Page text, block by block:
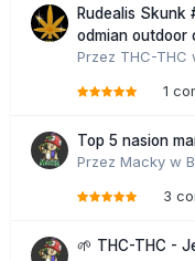
Rudealis Skunk
odmian outdoor
Przez THC-THC
1
Top 5 nasion
Przez Macky w
3
🌱 THC-THC -